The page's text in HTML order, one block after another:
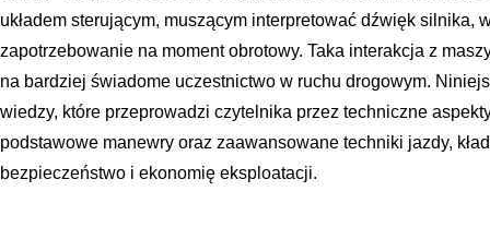
układem sterującym, muszącym interpretować dźwięk silnika,
zapotrzebowanie na moment obrotowy. Taka interakcja z
na bardziej świadome uczestnictwo w ruchu drogowym.
wiedzy, które przeprowadzi czytelnika przez techniczne
podstawowe manewry oraz zaawansowane techniki jazdy,
bezpieczeństwo i ekonomię eksploatacji.